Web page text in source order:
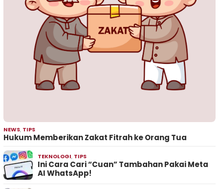
NEWS, TIPS
Hukum Memberikan Zakat Fitrah ke Orang Tua
TEKNOLOGI, TIPS
Ini Cara Cari “Cuan” Tambahan Pakai Meta
AI WhatsApp!